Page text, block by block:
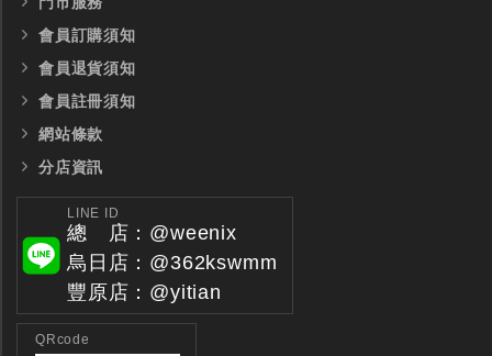
全鎢鋼銑刀
會員訂購須知
會員退貨須知
會員註冊須知
網站條款
分店資訊
LINE ID
總 店：@weenix
烏日店：@362kswmm
豐原店：@yitian
QRcode